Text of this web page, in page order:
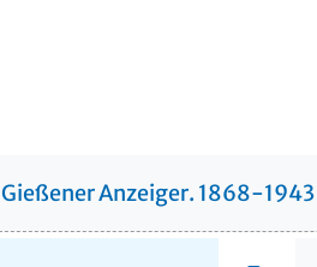
Gießener Anzeiger. 1868-1943